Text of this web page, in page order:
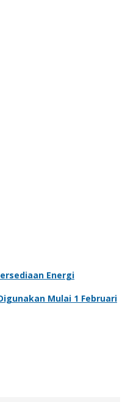
Energi
Mulai 1 Februari